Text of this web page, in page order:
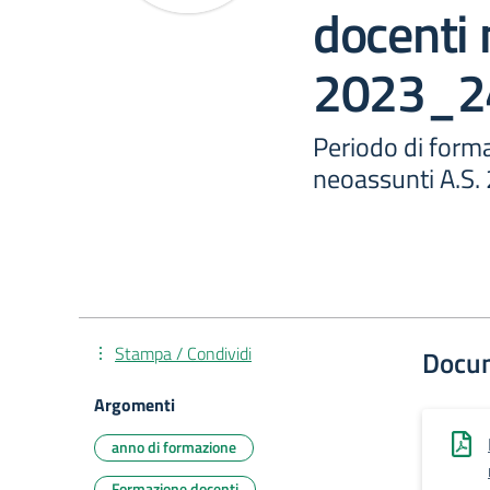
docenti
Periodo di
neoassunti
Stampa / Condividi
Argomenti
anno di formazione